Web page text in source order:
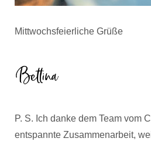
Mittwochsfeierliche Grüße
P. S. Ich danke dem Team vom
entspannte Zusammenarbeit,